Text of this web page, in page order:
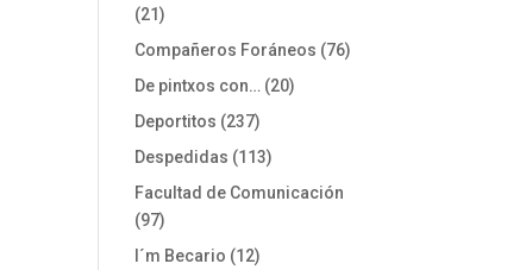
(21)
Compañeros Foráneos (76)
De pintxos con… (20)
Deportitos (237)
Despedidas (113)
Facultad de Comunicación
(97)
I´m Becario (12)